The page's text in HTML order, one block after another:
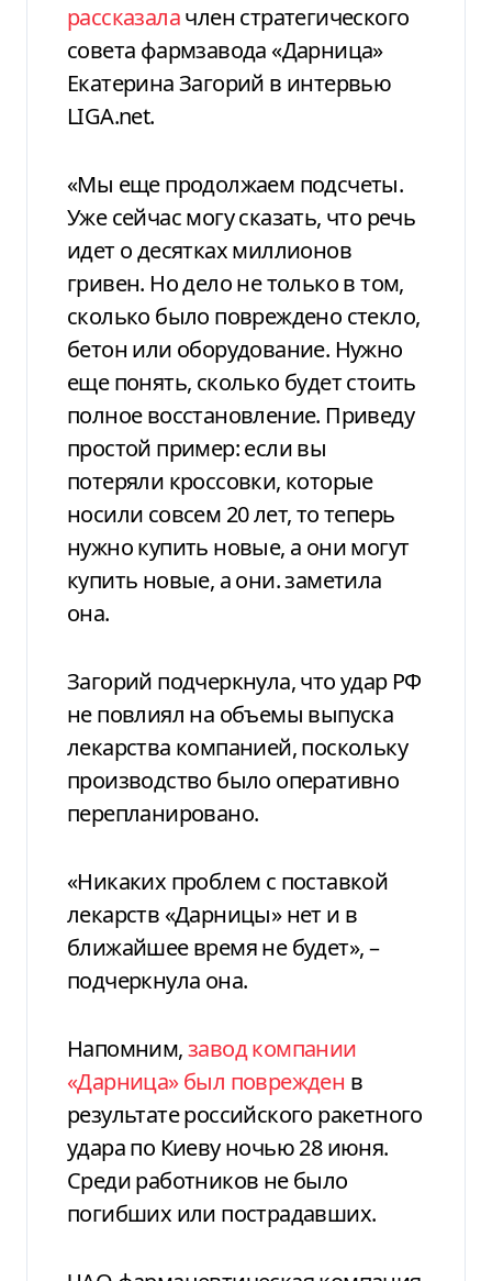
рассказалачлен стратегического
совета фармзавода «Дарница»
Екатерина Загорий в интервью
LIGA.net.
«Мы еще продолжаем подсчеты.
Уже сейчас могу сказать, что речь
идет о десятках миллионов
гривен. Но дело не только в том,
сколько было повреждено стекло,
бетон или оборудование. Нужно
еще понять, сколько будет стоить
полное восстановление. Приведу
простой пример: если вы
потеряли кроссовки, которые
носили совсем 20 лет, то теперь
нужно купить новые, а они могут
купить новые, а они. заметила
она.
Загорий подчеркнула, что удар РФ
не повлиял на объемы выпуска
лекарства компанией, поскольку
производство было оперативно
перепланировано.
«Никаких проблем с поставкой
лекарств «Дарницы» нет и в
ближайшее время не будет», –
подчеркнула она.
Напомним,завод компании
«Дарница» был поврежден в
результате российского ракетного
удара по Киеву ночью 28 июня.
Среди работников не было
погибших или пострадавших.